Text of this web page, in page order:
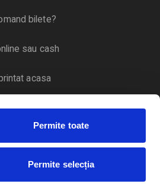
Permite toate
Permite selecția
bilete?
sau cash
acasa
prin curier
bilete